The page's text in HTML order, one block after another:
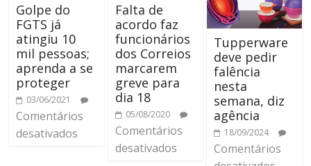
Golpe do
FGTS já
atingiu 10
mil pessoas;
aprenda a se
proteger
03/06/2021
Comentários
desativados
Falta de
acordo faz
funcionários
dos Correios
marcarem
greve para
dia 18
05/08/2020
Comentários
desativados
Tupperware
deve pedir
falência
nesta
semana, diz
agência
18/09/2024
Comentários